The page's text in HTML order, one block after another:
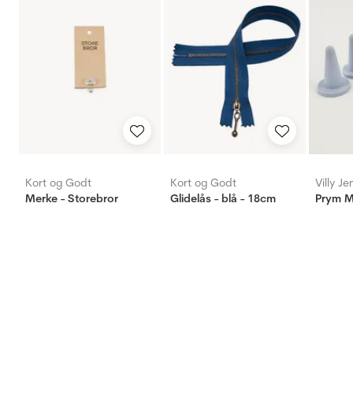
Kort og Godt
Merke - Storebror
Kort og Godt
Glidelås - blå - 18cm
Villy
Prym